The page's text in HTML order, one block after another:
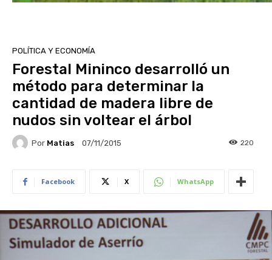
POLÍTICA Y ECONOMÍA
Forestal Mininco desarrolló un
método para determinar la
cantidad de madera libre de
nudos sin voltear el árbol
Por Matias 07/11/2015 220
Facebook X WhatsApp